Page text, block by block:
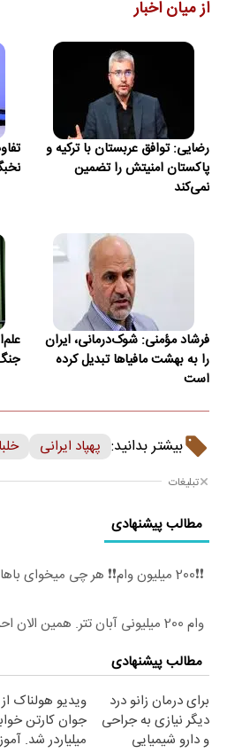
از میان اخبار
رضایی: توافق عربستان با ترکیه و
پاکستان امنیتش را تضمین
نمی‌کند
فرشاد مؤمنی: شوک‌درمانی، ایران
را به بهشت مافیاها تبدیل کرده
است
بیشتر بدانید: پهپاد ایرانی
تبلیغات
مطالب پیشنهادی
❗❗200 میلیون وام❗❗ هر چی میخوای باهاش بخر!!
وام 200 میلیونی آبان تتر. همین الان احراز هویت کن!
مطالب پیشنهادی
برای درمان زانو درد
دیگر نیازی به جراحی
و دارو شیمیایی
ویدیو هولناک از
جوان کارتن
میلیاردر شد.